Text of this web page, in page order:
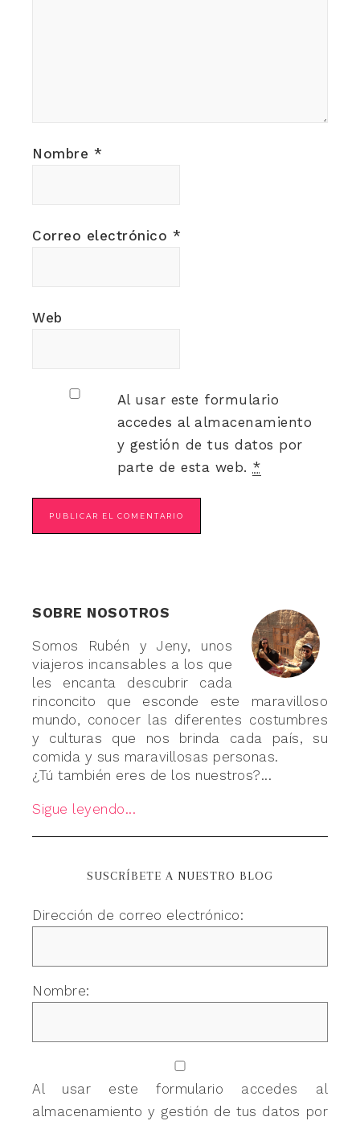
Nombre *
Correo electrónico *
Web
Al usar este formulario
accedes al almacenamiento
y gestión de tus datos por
parte de esta web. *
SOBRE NOSOTROS
Somos Rubén y Jeny, unos
viajeros incansables a los que
les encanta descubrir cada
rinconcito que esconde este maravilloso
mundo, conocer las diferentes costumbres
y culturas que nos brinda cada país, su
comida y sus maravillosas personas.
¿Tú también eres de los nuestros?...
Sigue leyendo...
SUSCRÍBETE A NUESTRO BLOG
Dirección de correo electrónico:
Nombre:
Al usar este formulario accedes al
almacenamiento y gestión de tus datos por